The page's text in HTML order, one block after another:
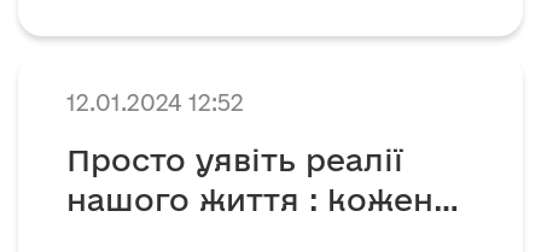
12.01.2024 12:52
Просто уявіть реалії
нашого життя : кожен